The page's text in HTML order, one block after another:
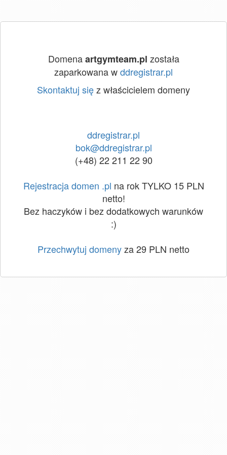
Domenaartgymteam.pl została
zaparkowana wddregistrar.pl
Skontaktuj sięz właścicielem domeny
ddregistrar.pl
bok@ddregistrar.pl
(+48) 22 211 22 90
Rejestracja domen .pl na rok TYLKO 15 PLN
netto!
Bez haczyków i bez dodatkowych warunków
:)
Przechwytuj domenyza 29 PLN netto